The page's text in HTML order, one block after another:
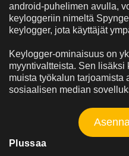
android-puhelimen avulla,
keyloggeriin nimeltä
keylogger, jota käyttäjät
Keylogger-ominaisuus on
myyntivaltteista. Sen lisäksi
muista työkalun tarjoamista
sosiaalisen median
Plussaa